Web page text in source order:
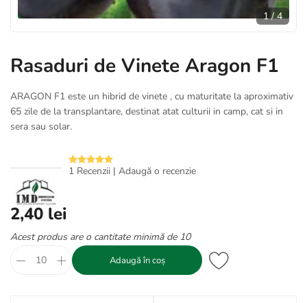
1/4
Rasaduri de Vinete Aragon F1
ARAGON F1 este un hibrid de vinete , cu maturitate la aproximativ
65 zile de la transplantare, destinat atat culturii in camp, cat si in
sera sau solar.
1 Recenzii | Adaugă o recenzie
2,40 lei
Acest produs are o cantitate minimă de 10
Adaugă în coș